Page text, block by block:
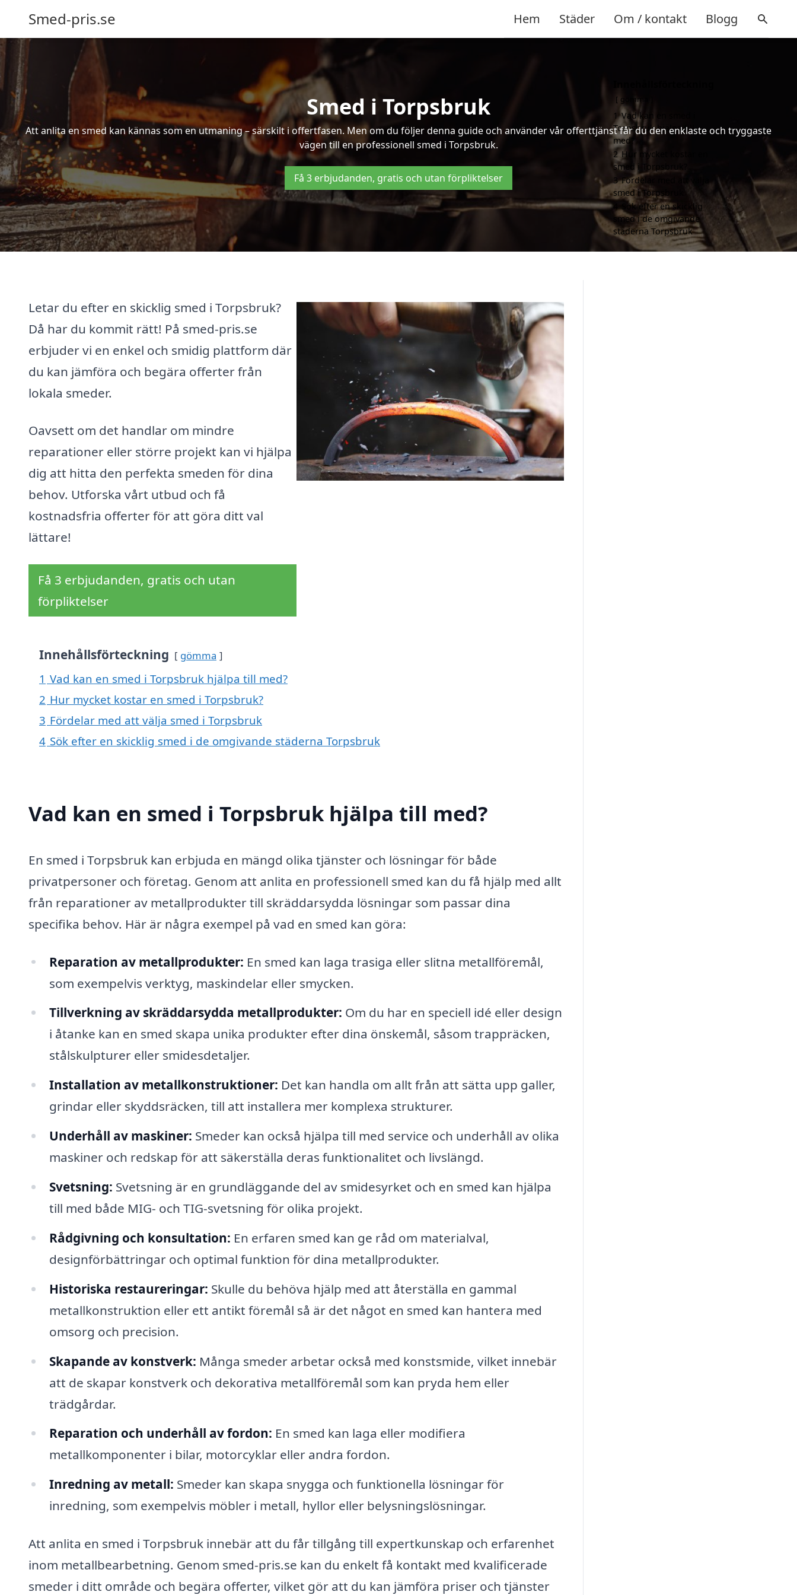
Smed-pris.se Hem Städer Om / kontakt Blogg
Smed i Torpsbruk
Att anlita en smed kan kännas som en utmaning – särskilt i offertfasen. Men om du följer denna guide och använder vår offerttjänst får du den enklaste och tryggaste
vägen till en professionell smed i Torpsbruk.
Få 3 erbjudanden, gratis och utan förpliktelser
Letar du efter en skicklig smed i Torpsbruk?
Då har du kommit rätt! På smed-pris.se
erbjuder vi en enkel och smidig plattform där
du kan jämföra och begära offerter från
lokala smeder.
Oavsett om det handlar om mindre
reparationer eller större projekt kan vi hjälpa
dig att hitta den perfekta smeden för dina
behov. Utforska vårt utbud och få
kostnadsfria offerter för att göra ditt val
lättare!
Få 3 erbjudanden, gratis och utan
förpliktelser
Innehållsförteckning gömma
1 Vad kan en smed i Torpsbruk hjälpa till med?
2 Hur mycket kostar en smed i Torpsbruk?
3 Fördelar med att välja smed i Torpsbruk
4 Sök efter en skicklig smed i de omgivande städerna Torpsbruk
Vad kan en smed i Torpsbruk hjälpa till med?
En smed i Torpsbruk kan erbjuda en mängd olika tjänster och lösningar för både
privatpersoner och företag. Genom att anlita en professionell smed kan du få hjälp med allt
från reparationer av metallprodukter till skräddarsydda lösningar som passar dina
specifika behov. Här är några exempel på vad en smed kan göra:
Reparation av metallprodukter: En smed kan laga trasiga eller slitna metallföremål,
som exempelvis verktyg, maskindelar eller smycken.
Tillverkning av skräddarsydda metallprodukter: Om du har en speciell idé eller design
i åtanke kan en smed skapa unika produkter efter dina önskemål, såsom trappräcken,
stålskulpturer eller smidesdetaljer.
Installation av metallkonstruktioner: Det kan handla om allt från att sätta upp galler,
grindar eller skyddsräcken, till att installera mer komplexa strukturer.
Underhåll av maskiner: Smeder kan också hjälpa till med service och underhåll av olika
maskiner och redskap för att säkerställa deras funktionalitet och livslängd.
Svetsning: Svetsning är en grundläggande del av smidesyrket och en smed kan hjälpa
till med både MIG- och TIG-svetsning för olika projekt.
Rådgivning och konsultation: En erfaren smed kan ge råd om materialval,
designförbättringar och optimal funktion för dina metallprodukter.
Historiska restaureringar: Skulle du behöva hjälp med att återställa en gammal
metallkonstruktion eller ett antikt föremål så är det något en smed kan hantera med
omsorg och precision.
Skapande av konstverk: Många smeder arbetar också med konstsmide, vilket innebär
att de skapar konstverk och dekorativa metallföremål som kan pryda hem eller
trädgårdar.
Reparation och underhåll av fordon: En smed kan laga eller modifiera
metallkomponenter i bilar, motorcyklar eller andra fordon.
Inredning av metall: Smeder kan skapa snygga och funktionella lösningar för
inredning, som exempelvis möbler i metall, hyllor eller belysningslösningar.
Att anlita en smed i Torpsbruk innebär att du får tillgång till expertkunskap och erfarenhet
inom metallbearbetning. Genom smed-pris.se kan du enkelt få kontakt med kvalificerade
smeder i ditt område och begära offerter, vilket gör att du kan jämföra priser och tjänster
gömma
1 Vad kan en smed i
Torpsbruk hjälpa till
med?
2 Hur mycket kostar en
smed i Torpsbruk?
3 Fördelar med att välja
smed i Torpsbruk
Sök efter en skicklig
smed i de omgivande
städerna Torpsbruk